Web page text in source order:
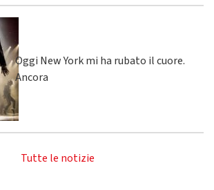
Oggi New York mi ha rubato il cuore.
Ancora
Tutte le notizie